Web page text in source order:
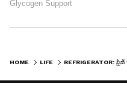
HOME LIFE